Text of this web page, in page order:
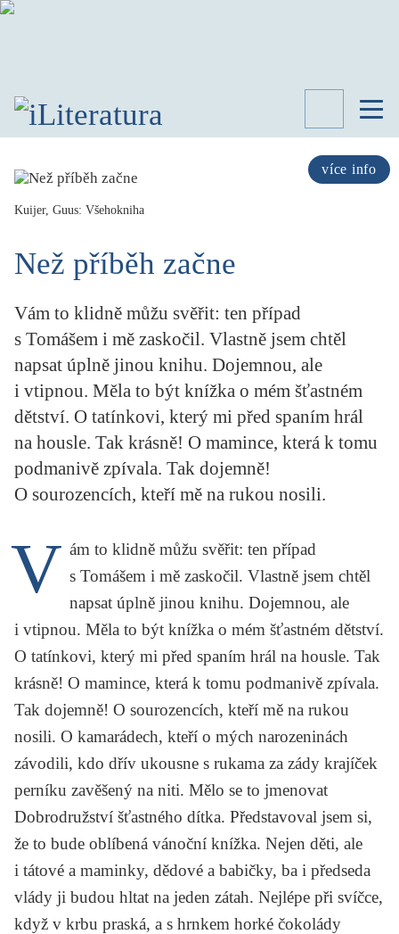
více info
SPISOVATELÉ
KNIHY
LITERATURY
KATEGORIE
STUDIE
PORTRÉT
KRITIKA PŘEKLADU
UKÁZKA
SLOUPEK
Kuijer, Guus: Všehokniha
Než příběh začne
Vám to klidně můžu svěřit: ten případ
s Tomášem i mě zaskočil. Vlastně jsem chtěl
napsat úplně jinou knihu. Dojemnou, ale
i vtipnou. Měla to být knížka o mém šťastném
dětství. O tatínkovi, který mi před spaním hrál
na housle. Tak krásně! O mamince, která k tomu
podmanivě zpívala. Tak dojemně!
O sourozencích, kteří mě na rukou nosili.
V ám to klidně můžu svěřit: ten případ
s Tomášem i mě zaskočil. Vlastně jsem chtěl
napsat úplně jinou knihu. Dojemnou, ale
i vtipnou. Měla to být knížka o mém šťastném dětství.
O tatínkovi, který mi před spaním hrál na housle. Tak
krásně! O mamince, která k tomu podmanivě zpívala.
Tak dojemně! O sourozencích, kteří mě na rukou
nosili. O kamarádech, kteří o mých narozeninách
závodili, kdo dřív ukousne s rukama za zády krajíček
perníku zavěšený na niti. Mělo se to jmenovat
Dobrodružství šťastného dítka. Představoval jsem si,
že to bude oblíbená vánoční knížka. Nejen děti, ale
i tátové a maminky, dědové a babičky, ba i předseda
vlády ji budou hltat na jeden zátah. Nejlépe při svíčce,
když v krbu praská, a s hrnkem horké čokolády